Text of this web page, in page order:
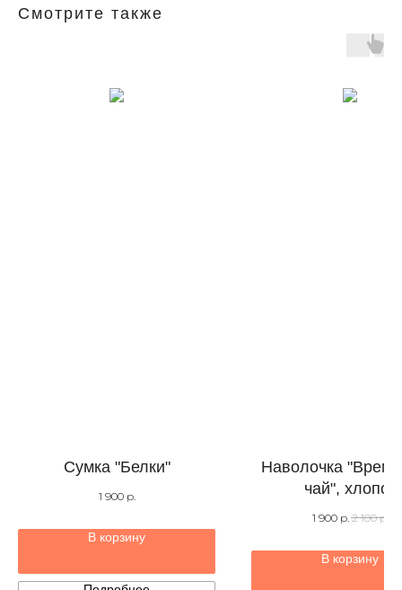
Смотрите также
Сумка "Белки"
1 900 р.
В корзину
Наволочка "Время
чай", хлопок
1 900 р. 2 100 р.
В корзину